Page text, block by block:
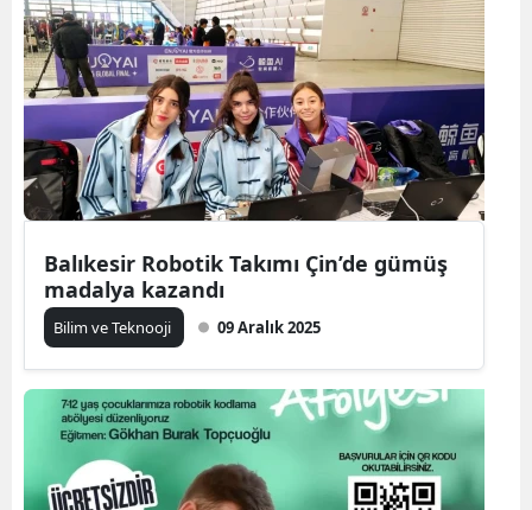
Balıkesir Robotik Takımı Çin’de gümüş
madalya kazandı
Bilim ve Teknooji 09 Aralık 2025